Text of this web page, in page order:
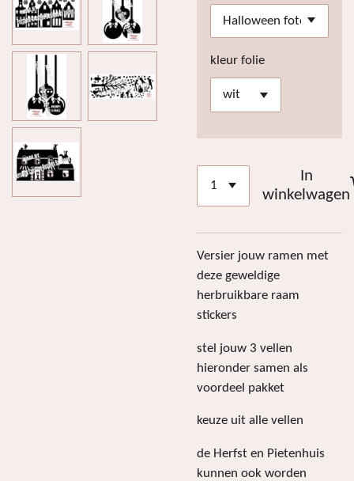
kleur folie
In
winkelwagen
Versier jouw ramen met
deze geweldige
herbruikbare raam
stickers
stel jouw 3 vellen
hieronder samen als
voordeel pakket
keuze uit alle vellen
de Herfst en Pietenhuis
kunnen ook worden